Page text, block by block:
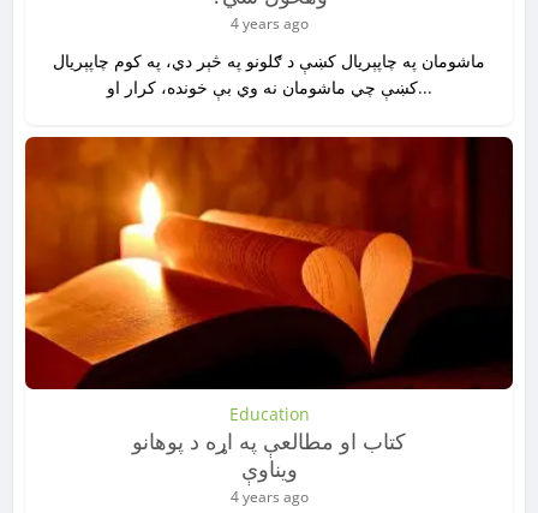
4 years ago
ماشومان په چاپېریال کښې د ګلونو په څېر دي، په کوم چاپېریال
کښې چي ماشومان نه وي بې خونده، کرار او...
Education
کتاب‌ او مطالعې په اړه د پوهانو
ویناوې
4 years ago